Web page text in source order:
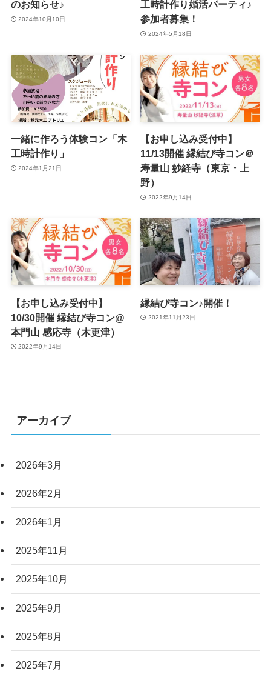
のお知らせ♪
2024年10月10日
工時計作り婚活パーティ♪
参加者募集！
2024年5月18日
一緒に作ろう体験コン「木
工時計作り」
2024年1月21日
【お申し込み受付中】
11/13開催 縁結び寺コン＠
寿量山 妙経寺（東京・上
野）
2022年9月14日
【お申し込み受付中】
10/30開催 縁結び寺コン@
本門山 感応寺（木更津）
2022年9月14日
縁結び寺コン♪開催！
2021年11月23日
アーカイブ
2026年3月
2026年2月
2026年1月
2025年11月
2025年10月
2025年9月
2025年8月
2025年7月